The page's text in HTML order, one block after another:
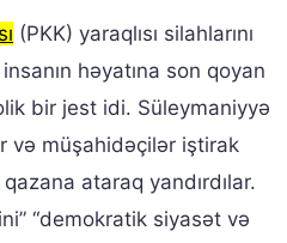
(PKK) yaraqlısı silahlarını
həyatına son qoyan
bir jest idi. Süleymaniyyə
və müşahidəçilər iştirak
ataraq yandırdılar.
“demokratik siyasət və